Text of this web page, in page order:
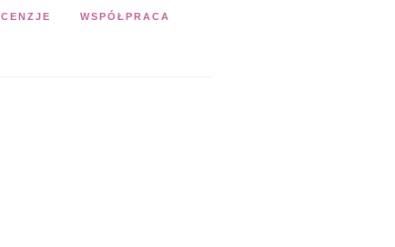
WSPÓŁPRACA